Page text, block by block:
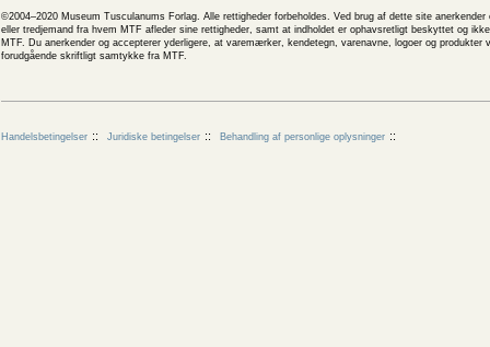
©2004–2020 Museum Tusculanums Forlag. Alle rettigheder forbeholdes. Ved brug af dette site
eller tredjemand fra hvem MTF afleder sine rettigheder, samt at indholdet er ophavsretligt beskyttet og
MTF. Du anerkender og accepterer yderligere, at varemærker, kendetegn, varenavne, logoer og
forudgående skriftligt samtykke fra MTF.
Handelsbetingelser Juridiske betingelser Behandling af personlige oplysninger